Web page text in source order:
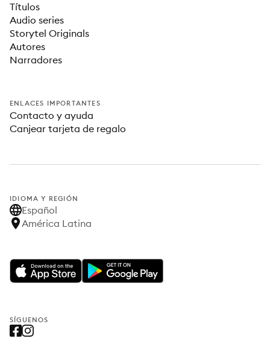
Títulos
Audio series
Storytel Originals
Autores
Narradores
ENLACES IMPORTANTES
Contacto y ayuda
Canjear tarjeta de regalo
IDIOMA Y REGIÓN
Español
América Latina
SÍGUENOS